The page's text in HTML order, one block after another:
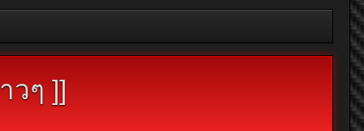
วๆ ]]